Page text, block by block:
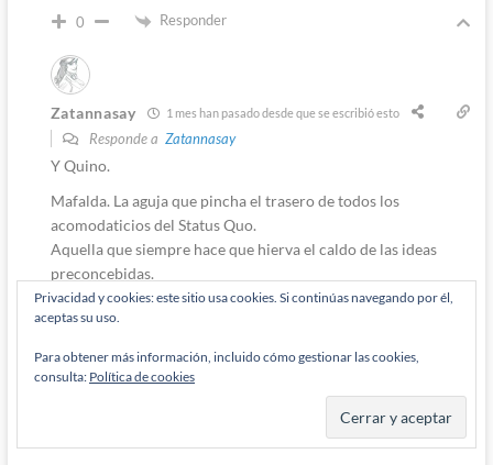
0 Responder
Zatannasay 1 mes han pasado desde que se escribió esto
Responde a Zatannasay
Y Quino.
Mafalda. La aguja que pincha el trasero de todos los
acomodaticios del Status Quo.
Aquella que siempre hace que hierva el caldo de las ideas
preconcebidas.
Aquella que con una pregunta, dispara el consumo de
Nervocalms por parte de los bienpensantes.
Otro Universo infinito.
Pero Mafalda no da lecciones de moral. Lo que hace, es soltar
la pregunta que hace que se cuestione la moral.
Privacidad y cookies: este sitio usa cookies. Si continúas navegando por él,
aceptas su uso.
Para obtener más información, incluido cómo gestionar las cookies,
consulta: Política de cookies